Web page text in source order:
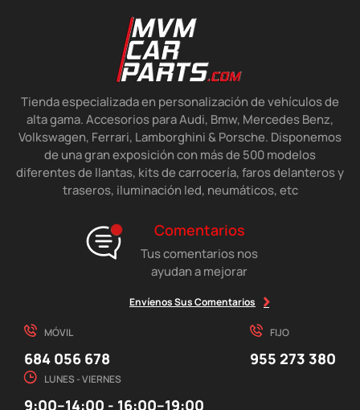
Tienda especializada en personalización de vehículos de
alta gama. Accesorios para Audi, Bmw, Mercedes Benz,
Volkswagen, Ferrari, Lamborghini & Porsche. Disponemos
de una gran exposición con más de 500 modelos
diferentes de llantas, kits de carrocería, faros delanteros y
traseros, iluminación led, neumáticos, etc
Comentarios
Tus comentarios nos
ayudan a mejorar
Envíenos Sus Comentarios
MÓVIL
684 056 678
FIJO
955 273 380
LUNES - VIERNES
9:00–14:00 - 16:00–19:00